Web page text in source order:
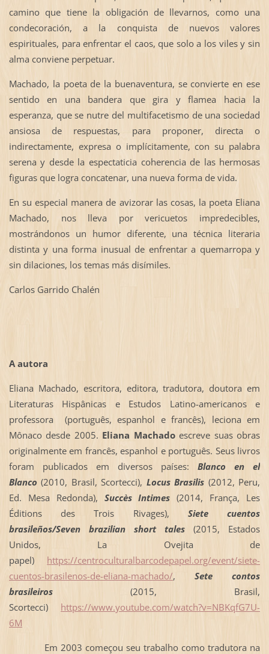
camino que tiene la obligación de llevarnos, como una
condecoración, a la conquista de nuevos valores
espirituales, para enfrentar el caos, que solo a los viles y sin
alma conviene perpetuar.
Machado, la poeta de la buenaventura, se convierte en ese
sentido en una bandera que gira y flamea hacia la
esperanza, que se nutre del multifacetismo de una sociedad
ansiosa de respuestas, para proponer, directa o
indirectamente, expresa o implícitamente, con su palabra
serena y desde la espectaticia coherencia de las hermosas
figuras que logra concatenar, una nueva forma de vida.
En su especial manera de avizorar las cosas, la poeta Eliana
Machado, nos lleva por vericuetos impredecibles,
mostrándonos un humor diferente, una técnica literaria
distinta y una forma inusual de enfrentar a quemarropa y
sin dilaciones, los temas más disímiles.
Carlos Garrido Chalén
A autora
Eliana Machado, escritora, editora, tradutora, doutora em
Literaturas Hispânicas e Estudos Latino-americanos e
professora (português, espanhol e francês), leciona em
Mônaco desde 2005. Eliana Machadoescreve suas obras
originalmente em francês, espanhol e português. Seus livros
foram publicados em diversos países:Blanco en el
Blanco (2010, Brasil, Scortecci), Locus Brasilis (2012, Peru,
Ed. Mesa Redonda), Succès Intimes (2014, França, Les
Éditions des Trois Rivages), Siete cuentos
brasileños/Seven
brazilian short tales (2015, Estados
Unidos, La Ovejita de
papel) https://centroculturalbarcodepapel.org/event/siete-
cuentos-brasilenos-de-eliana-machado/, Sete contos
brasileiros(2015, Brasil,
Scortecci) https://www.youtube.com/watch?v=NBKqfG7U-
6M
Em 2003 começou seu trabalho como tradutora na